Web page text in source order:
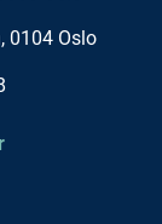
0104 Oslo